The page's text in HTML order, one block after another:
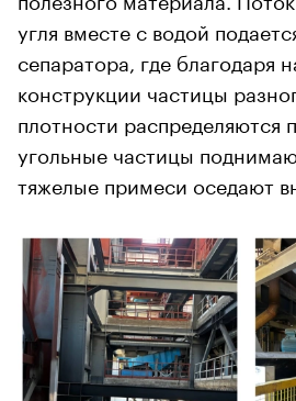
угля вместе с водой
сепаратора, где благодаря
конструкции частицы
плотности распределяются
угольные частицы
тяжелые примеси оседают